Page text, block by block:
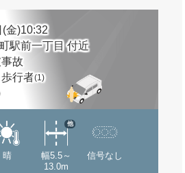
金)10:32
駅前一丁目 付近
故
歩行者(1)
晴
幅5.5～
13.0m
他
信号なし